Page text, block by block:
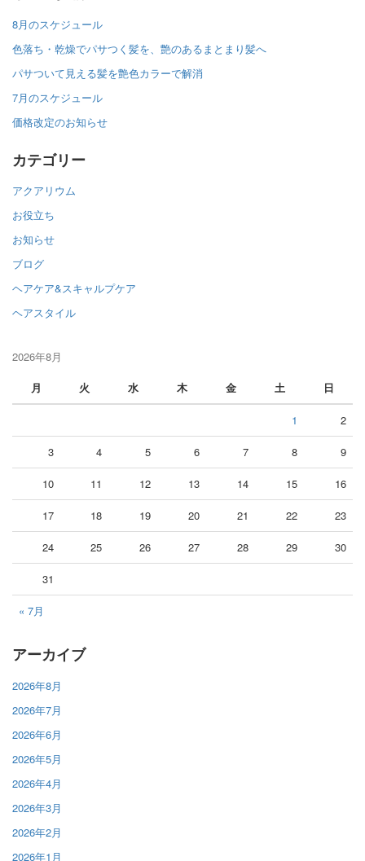
8月のスケジュール
色落ち・乾燥でパサつく髪を、艶のあるまとまり髪へ
パサついて見える髪を艶色カラーで解消
7月のスケジュール
価格改定のお知らせ
カテゴリー
アクアリウム
お役立ち
お知らせ
ブログ
ヘアケア&スキャルプケア
ヘアスタイル
2026年8月
月
火 水 木 金 土 日
« 7月
1 2
3 4 5 6 7 8 9
10 11 12 13 14 15 16
17 18 19 20 21 22 23
24 25 26 27 28 29 30
31
アーカイブ
2026年8月
2026年7月
2026年6月
2026年5月
2026年4月
2026年3月
2026年2月
2026年1月